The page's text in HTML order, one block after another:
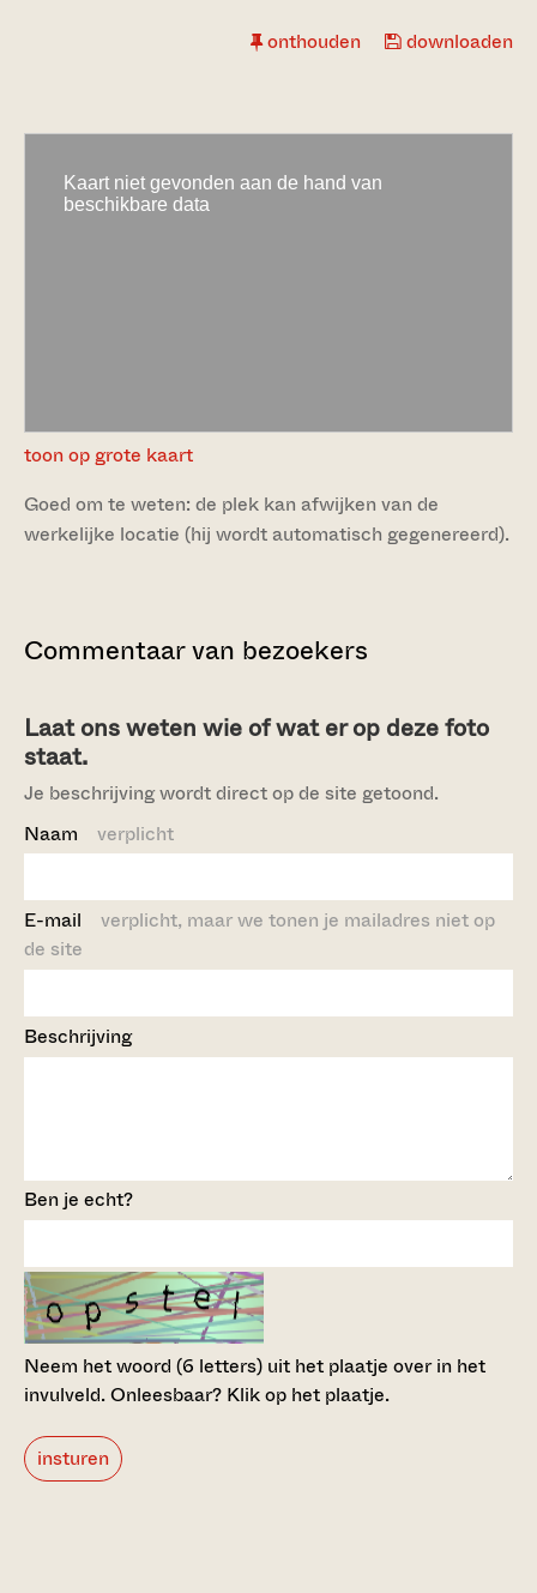
onthouden downloaden
toon op grote kaart
Goed om te weten: de plek kan afwijken van de
werkelijke locatie (hij wordt automatisch gegenereerd).
Commentaar van bezoekers
Laat ons weten wie of wat er op deze foto
staat.
Je beschrijving wordt direct op de site getoond.
Naam verplicht
E-mail verplicht, maar we tonen je mailadres niet op
de site
Beschrijving
Ben je echt?
Neem het woord (6 letters) uit het plaatje over in het
invulveld.Onleesbaar? Klik op het plaatje.
insturen